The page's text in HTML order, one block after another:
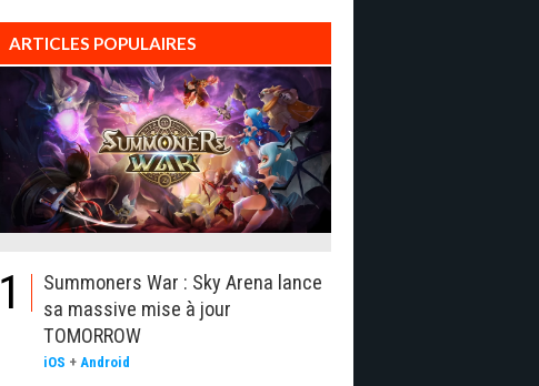
ARTICLES POPULAIRES
1
Summoners War : Sky Arena lance
sa massive mise à jour
TOMORROW
iOS + Android